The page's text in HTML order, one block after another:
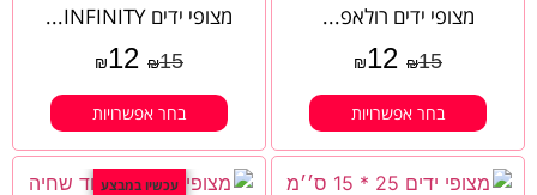
מצופי ידים רולאפ...
₪15
₪12
בחר אפשרויות
מצופי ידים INFINITY...
₪15
₪12
בחר אפשרויות
עכשיו במבצע